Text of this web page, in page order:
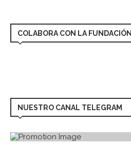
COLABORA CON LA FUNDACIÓN
NUESTRO CANAL TELEGRAM